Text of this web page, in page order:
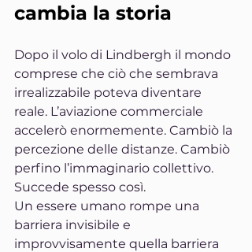
cambia la storia
Dopo il volo di Lindbergh il mondo
comprese che ciò che sembrava
irrealizzabile poteva diventare
reale. L’aviazione commerciale
accelerò enormemente. Cambiò la
percezione delle distanze. Cambiò
perfino l’immaginario collettivo.
Succede spesso così.
Un essere umano rompe una
barriera invisibile e
improvvisamente quella barriera